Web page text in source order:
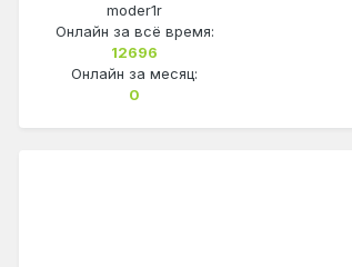
moder1r
Онлайн за всё время:
12696
Онлайн за месяц:
0